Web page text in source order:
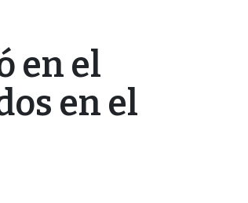
en el
en el